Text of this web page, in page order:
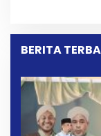
Dipersoalkan ‎
BERITA